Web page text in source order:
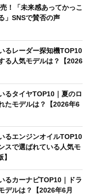
！「未来感あってかっこ
」SNSで賛否の声
るレーダー探知機TOP10
る人気モデルは？【2026
るタイヤTOP10｜夏のロ
たモデルは？【2026年6
るエンジンオイルTOP10
スで選ばれている人気モ
るカーナビTOP10｜ドラ
デルは？【2026年6月